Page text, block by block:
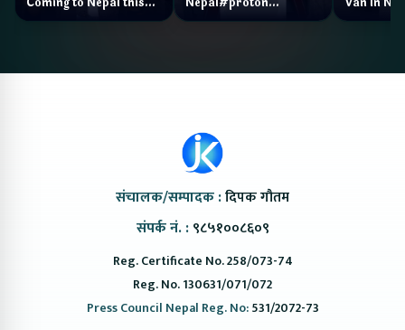
NAIMA Mobility Expo
Bazar II
संचालक/सम्पादक :दिपक गौतम
संपर्क नं. : ९८५१००८६०९
Reg. Certificate No. 258/073-74
Reg. No. 130631/071/072
Press Council Nepal Reg. No:531/2072-73